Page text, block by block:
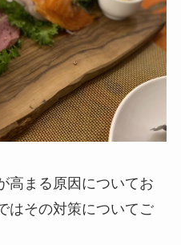
高まる原因についてお
はその対策についてご